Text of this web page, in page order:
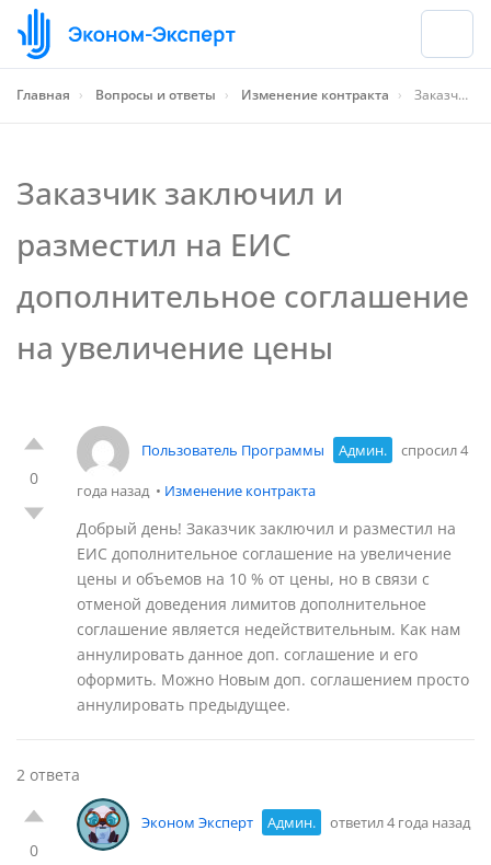
Главная › Вопросы и ответы › Изменение контракта › Заказчик заключил и разместил на ЕИС дополнительное соглашение на увеличение цены
Заказчик заключил и
разместил на ЕИС
дополнительное соглашение
на увеличение цены
0
Пользователь Программы Админ. спросил 4
года назад • Изменение контракта
Добрый день! Заказчик заключил и разместил на
ЕИС дополнительное соглашение на увеличение
цены и объемов на 10 % от цены, но в связи с
отменой доведения лимитов дополнительное
соглашение является недействительным. Как нам
аннулировать данное доп. соглашение и его
оформить. Можно Новым доп. соглашением просто
аннулировать предыдущее.
2 ответа
0
Эконом Эксперт Админ. ответил 4 года назад